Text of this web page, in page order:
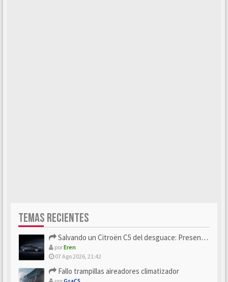
TEMAS RECIENTES
Salvando un Citroën C5 del desguace: Presentación y seguimiento
porEren
07 Ago 2026, 21:42
Fallo trampillas aireadores climatizador